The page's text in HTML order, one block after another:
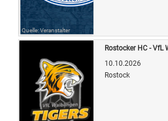
Quelle: Veranstalter
Rostocker HC - VfL
10.10.2026
Rostock